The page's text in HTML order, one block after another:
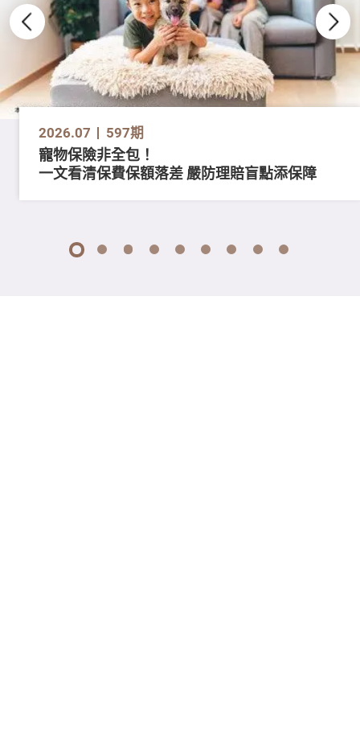
2026.07 597期
寵物保險非全包！
一文看清保費保額落差 嚴防理賠盲點添保障
1 2 3 4 5 6 7 8 9